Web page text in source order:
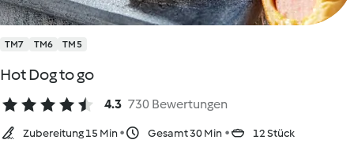
TM7 TM6 TM5
Hot Dog to go
4.3 730 Bewertungen
Zubereitung 15 Min Gesamt 30 Min 12 Stück